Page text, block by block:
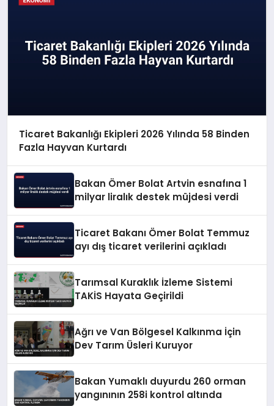
Ticaret Bakanlığı Ekipleri 2026 Yılında 58 Binden
Fazla Hayvan Kurtardı
Bakan Ömer Bolat Artvin esnafına 1
milyar liralık destek müjdesi verdi
Ticaret Bakanı Ömer Bolat Temmuz
ayı dış ticaret verilerini açıkladı
Tarımsal Kuraklık İzleme Sistemi
TAKİS Hayata Geçirildi
Ağrı ve Van Bölgesel Kalkınma İçin
Dev Tarım Üsleri Kuruyor
Bakan Yumaklı duyurdu 260 orman
yangınının 258i kontrol altında